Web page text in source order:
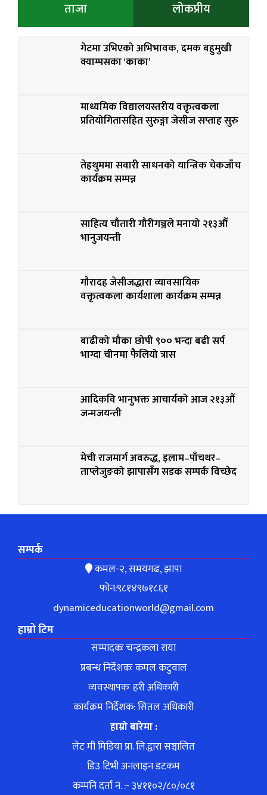
ताजा लोकप्रीय
गेटमा उभिएको अभिभावक, दमक बहुमुखी
क्याम्पसका ‘काका’
माध्यमिक विद्यालयस्तरीय वक्तृत्वकला
प्रतियोगितासहित सुरुङ्गा जेसीज सप्ताह सुरु
तेह्रथुममा सवारी साधनको यान्त्रिक चेकजाँच
कार्यक्रम सम्पन्न
साहित्य चौतारी गौरीगञ्जले मनायो २१३औँ
भानुजयन्ती
गौरादह जेसीजद्धारा व्यावसायिक
वक्तृत्वकला कार्यशाला कार्यक्रम सम्पन्न
बाढीको मौका छोपी ९०० भन्दा बढी सर्प
भाग्दा चीनमा फैलियो त्रास
आदिकवि भानुभक्त आचार्यको आज २१३औं
जन्मजयन्ती
मेची राजमार्ग अवरुद्ध, इलाम–पाँचथर–
ताप्लेजुङको झापासँग सडक सम्पर्क विच्छेद
सम्पर्क
कमल-२, समयगढ, झापा
फोन:९८१४९७१८६१
dynamiceducationworld@gmail.com
हाम्रो टिम
सम्पादकः चन्द्रकला राया
प्रबन्ध निर्देशकः कमल कटुवाल
व्यवस्थापकः हरी अधिकारी
कार्यक्रम निर्देशक: सितल अधिकारी
हाम्रो बारेमा :
लेट मी मिडिया प्रा. लि.द्वारा सञ्चालित
डिउ टिभी अनलाइन डटकम
कम्पनि दर्ता नं. :- ३४११०२/८०/०८१